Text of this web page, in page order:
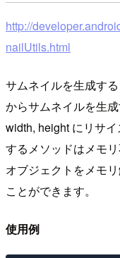
http://
nailUtils.html
サムネイルを生成す
からサムネイルを生
width, height にリサ
するメソッドはメモ
オブジェクトをメモ
ことができます。
使用例